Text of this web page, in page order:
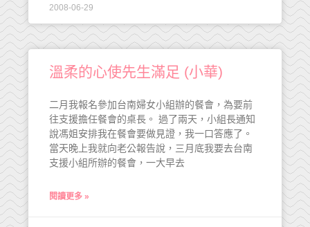
2008-06-29
溫柔的心使先生滿足 (小華)
二月我報名參加台南婦女小組辦的餐會，為要前
往支援擔任餐會的桌長。 過了兩天，小組長通知
說馮姐安排我在餐會要做見證，我一口答應了。
當天晚上我就向老公報告說，三月底我要去台南
支援小組所辦的餐會，一大早去
閱讀更多 »